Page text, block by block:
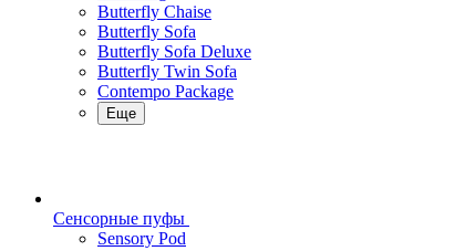
Butterfly Chaise
Butterfly Sofa
Butterfly Sofa Deluxe
Butterfly Twin Sofa
Contempo Package
Еще
Сенсорные пуфы
Sensory Pod